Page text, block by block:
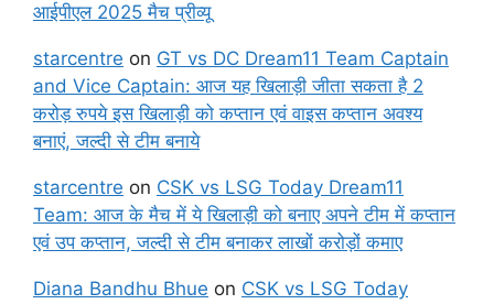
आईपीएल 2025 मैच प्रीव्यू
starcentre on GT vs DC Dream11 Team Captain
and Vice Captain: आज यह खिलाड़ी जीता सकता है 2
करोड़ रुपये इस खिलाड़ी को कप्तान एवं वाइस कप्तान अवश्य
बनाएं, जल्दी से टीम बनाये
starcentre on CSK vs LSG Today Dream11
Team: आज के मैच में ये खिलाड़ी को बनाए अपने टीम में कप्तान
एवं उप कप्तान, जल्दी से टीम बनाकर लाखों करोड़ों कमाए
Diana Bandhu Bhue on CSK vs LSG Today